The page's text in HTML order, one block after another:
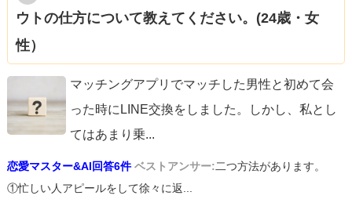
ウトの仕方について教えてください。(24歳・女
性）
マッチングアプリでマッチした男性と初めて会
った時にLINE交換をしました。しかし、私とし
てはあまり乗...
恋愛マスター&AI回答6件 ベストアンサー:二つ方法があります。
①忙しい人アピールをして徐々に返...